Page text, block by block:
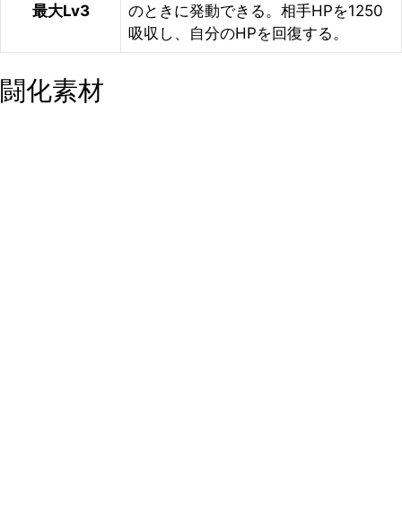
最大Lv3
のときに発動できる。相手HPを1250
吸収し、自分のHPを回復する。
闘化素材